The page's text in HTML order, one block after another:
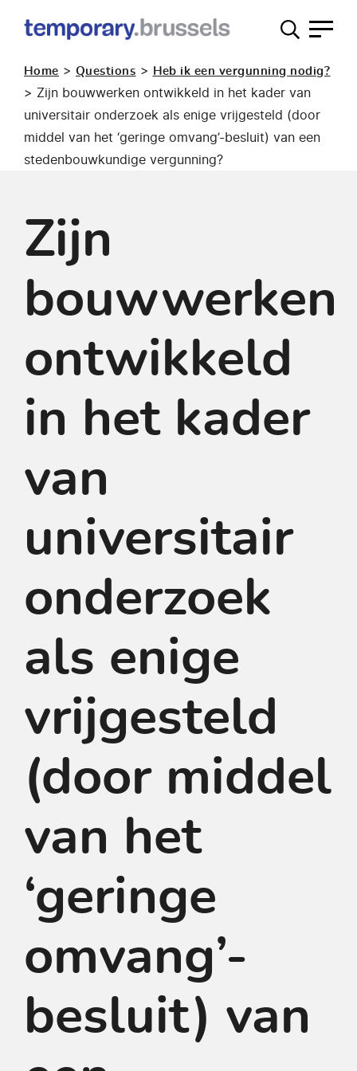
tijdelijk
Home > Questions > Heb ik een vergunning nodig?
> Zijn bouwwerken ontwikkeld in het kader van
universitair onderzoek als enige vrijgesteld (door
middel van het ‘geringe omvang’-besluit) van een
stedenbouwkundige vergunning?
Zijn
bouwwerken
ontwikkeld
in het kader
van
universitair
onderzoek
als enige
vrijgesteld
(door middel
van het
‘geringe
omvang’-
besluit) van